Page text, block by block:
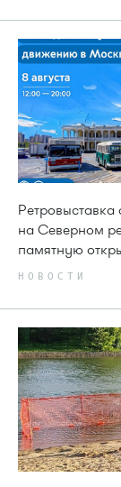
Ретровыставка
на Северном
памятную
НОВОСТИ